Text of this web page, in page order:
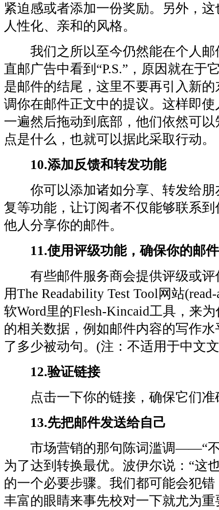
紧迫感或者添加一份奖励。另外，
人性化、亲和的风格。
我们之所以至今仍然能在个人邮
直邮广告中看到“P.S.”，原因就在于
是邮件的结尾，这里不要再引入新
调你在邮件正文中的提议。这样即
一遍然后拖动到底部，他们依然可
点是什么，也就可以据此采取行动。
10.添加反馈和转发功能
你可以添加诸如分享、转发给朋
复等功能，让订阅者不仅能够联系
他人分享你的邮件。
11.使用评级功能，确保你的邮
有些邮件服务商会提供评级或评
用The Readability Test Tool网站
软Word里的Flesh-Kincaid工具，来
的相关数据，例如邮件内容的写作
了多少被动句。(注：不适用于中文
12.验证链接
点击一下你的链接，确保它们准
13.先把邮件发送给自己
市场营销的那句陈词滥调——“不
为了达到转换最优。波伊尔说：“这
的一个必要步骤。我们都可能会犯
丰富的眼睛来事先校对一下就尤为